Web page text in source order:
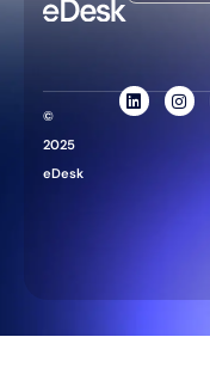
©
2025
eDesk